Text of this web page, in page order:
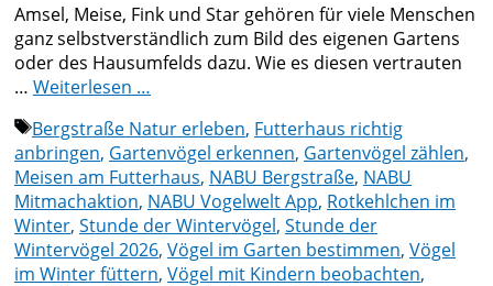
Amsel, Meise, Fink und Star gehören für viele Menschen
ganz selbstverständlich zum Bild des eigenen Gartens
oder des Hausumfelds dazu. Wie es diesen vertrauten
… Weiterlesen …
Schlagwörter
Bergstraße Natur erleben, Futterhaus richtig
anbringen, Gartenvögel erkennen, Gartenvögel zählen,
Meisen am Futterhaus, NABU Bergstraße, NABU
Mitmachaktion, NABU Vogelwelt App, Rotkehlchen im
Winter, Stunde der Wintervögel, Stunde der
Wintervögel 2026, Vögel im Garten bestimmen, Vögel
im Winter füttern, Vögel mit Kindern beobachten,